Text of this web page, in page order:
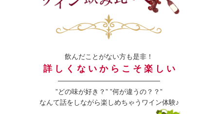
飲んだことがない方も是非！
詳 し く な い か ら こ そ 楽 し い
─────────────────────
”どの味が好き？” ”何が違うの？？”
なんて話をしながら楽しめちゃうワイン体験♪